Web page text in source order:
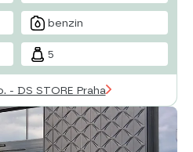
benzin
5
- DS STORE Praha